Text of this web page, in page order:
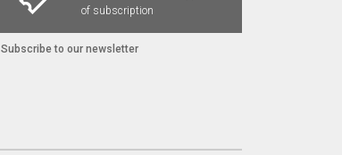
of subscription
Subscribe to our newsletter